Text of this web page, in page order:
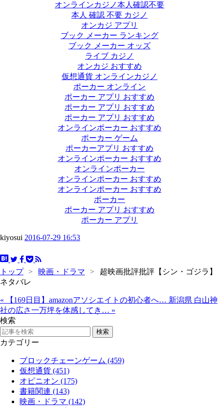
オンラインカジノ本人確認不要
本人 確認 不要 カジノ
オンカジ アプリ
ブック メーカー ランキング
ブック メーカー オッズ
ライブ カジノ
オンカジ おすすめ
仮想通貨 オンラインカジノ
ポーカー オンライン
ポーカー アプリ おすすめ
ポーカー アプリ おすすめ
ポーカー アプリ おすすめ
オンラインポーカー おすすめ
ポーカー ゲーム
ポーカーアプリ おすすめ
オンラインポーカー おすすめ
オンラインポーカー
オンラインポーカー おすすめ
オンラインポーカー おすすめ
ポーカー
ポーカー アプリ おすすめ
ポーカー アプリ
kiyosui 2016-07-29 16:53
トップ > 映画・ドラマ >
超映画批評批評【シン・ゴジラ】
ネタバレ
« 【169日目】amazonアソシエイトの初心者へ… 新潟県 白山神
社の広さ一万坪を体感してき… »
検索
カテゴリー
ブロックチェーンゲーム (459)
仮想通貨 (451)
オピニオン (175)
書籍関連 (143)
映画・ドラマ (142)